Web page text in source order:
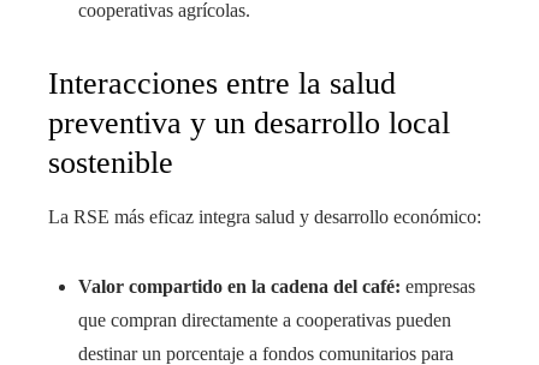
cooperativas agrícolas.
Interacciones entre la salud
preventiva y un desarrollo local
sostenible
La RSE más eficaz integra salud y desarrollo económico:
Valor compartido en la cadena del café: empresas
que compran directamente a cooperativas pueden
destinar un porcentaje a fondos comunitarios para